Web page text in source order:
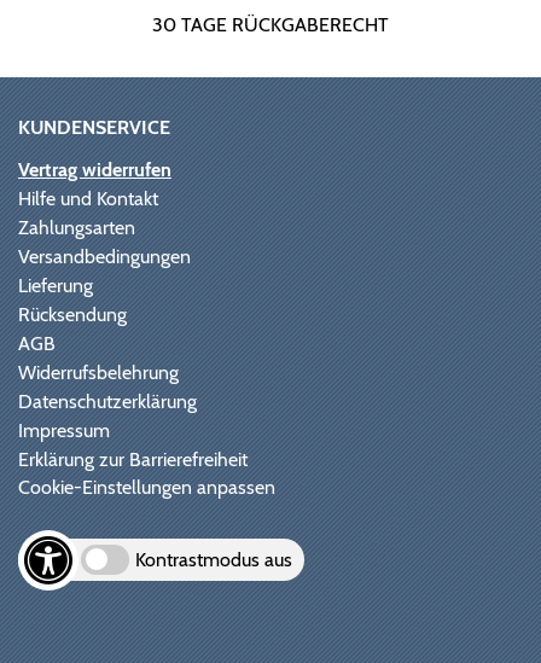
30 TAGE RÜCKGABERECHT
KUNDENSERVICE
Vertrag widerrufen
Hilfe und Kontakt
Zahlungsarten
Versandbedingungen
Lieferung
Rücksendung
AGB
Widerrufsbelehrung
Datenschutzerklärung
Impressum
Erklärung zur Barrierefreiheit
Cookie-Einstellungen anpassen
Kontrastmodus aus